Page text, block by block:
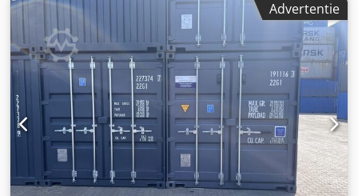
vrijwel nieuwstaat – perfect als opslagruimte, werkplaats,
bouwcontainer of voor professioneel transport. ⭐ Uw
voordelen in één oogopslag: 🆕 Bouwjaar 2025 / 2026 – zo
goed als nieuw 💪 Zeer stabiele staalconstructie (2 mm
wanddikte) 🌧️ Wind- & waterdicht 🔐 Veilig afsluitbaar met
viervoudige deurvergrendeling 🚚 Met CSC-plaat –
wereldwijd vervoersgeschikt Crodpfx Ajrgpvlslgof 🌬️ Met
ventilatieroosters tegen vocht 🪵 Hoogwaardige houten
vloer 🛠️ Heftrucklepels in de vloer 📏 Afmetingen &
technische gegevens: 📐 Buitenmaten: 6.058 × 2.438 ×
2.591 mm 📦 Binnenmaten: 5.898 × 2.350 × 2.390 mm 🚪
Advertentie